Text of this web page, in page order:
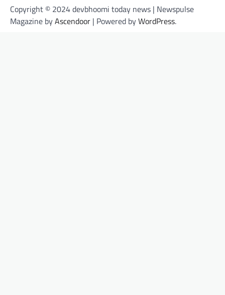
Copyright © 2024 devbhoomi today news | Newspulse
Magazine byAscendoor | Powered byWordPress.